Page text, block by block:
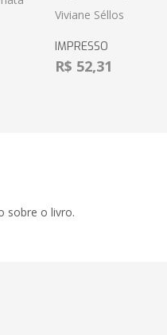
Viviane Séllos
IMPRESSO
R$ 52,31
sobre o livro.